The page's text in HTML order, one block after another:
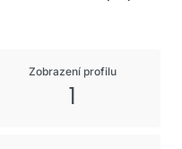
Zobrazení profilu
1